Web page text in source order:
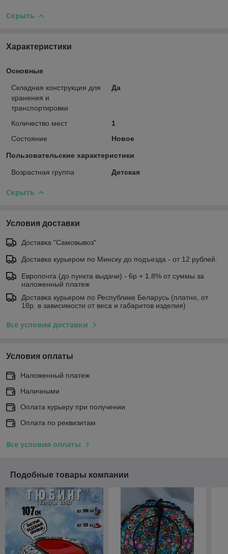
Скрыть
Характеристики
Основные
Складная конструкция для
хранения и
транспортировки
Да
Количество мест
1
Состояние
Новое
Пользовательские характеристики
Возрастная группа Детская
Скрыть
Условия доставки
Доставка "Самовывоз"
Доставка курьером по Минску до подъезда - от 12 рублей.
Европочта (до пункта выдачи) - 6р + 1.8% от суммы за
наложенный платеж
Доставка курьером по Республике Беларусь (платно, от
18р. в зависимости от веса и габаритов изделия)
Все условия доставки
Условия оплаты
Наложенный платеж
Наличными
Оплата курьеру при получении
Оплата по реквизитам
Все условия оплаты
Подобные товары компании